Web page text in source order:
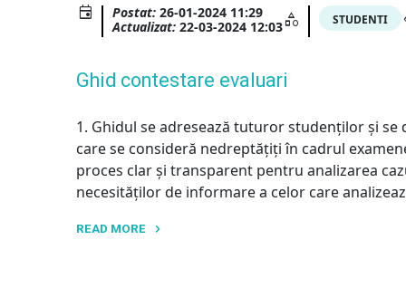
Postat: 26-01-2024 11:29
Actualizat: 22-03-2024 12:03 STUDENTI
Ghid contestare evaluari
1. Ghidul se adresează tuturor studenților și
care se consideră nedreptățiți în cadrul
proces clar și transparent pentru analizarea
necesităților de informare a celor care
READ MORE